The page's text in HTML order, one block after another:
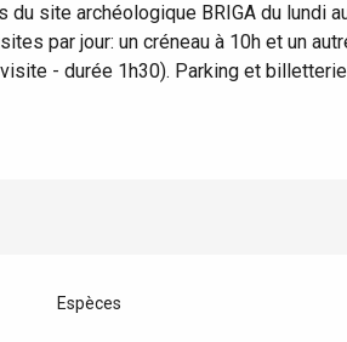
site archéologique BRIGA du lundi
par jour: un créneau à 10h et un
- durée 1h30). Parking et
Espèces